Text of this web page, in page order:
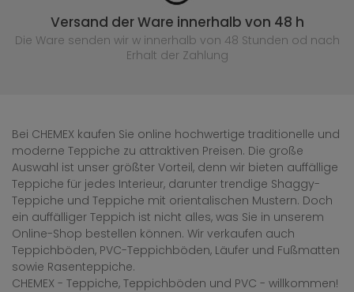
Versand der Ware innerhalb von 48 h
Die Ware senden wir w innerhalb von 48 Stunden od nach
Erhalt der Zahlung
Bei CHEMEX kaufen Sie online hochwertige traditionelle und
moderne Teppiche zu attraktiven Preisen. Die große
Auswahl ist unser größter Vorteil, denn wir bieten auffällige
Teppiche für jedes Interieur, darunter trendige Shaggy-
Teppiche und Teppiche mit orientalischen Mustern. Doch
ein auffälliger Teppich ist nicht alles, was Sie in unserem
Online-Shop bestellen können. Wir verkaufen auch
Teppichböden, PVC-Teppichböden, Läufer und Fußmatten
sowie Rasenteppiche.
CHEMEX - Teppiche, Teppichböden und PVC - willkommen!